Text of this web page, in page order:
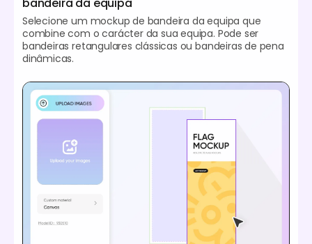
Selecione um mockup de bandeira da equipa que
combine com o carácter da sua equipa. Pode ser
bandeiras retangulares clássicas ou bandeiras de pena
dinâmicas.